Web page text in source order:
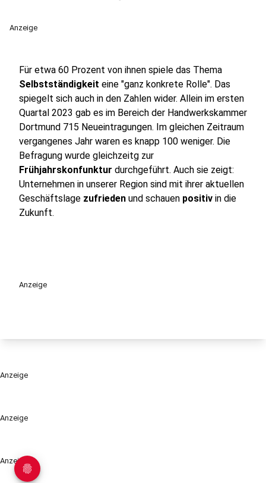
Anzeige
Anzeige
Anzeige
Für etwa 60 Prozent von ihnen spiele das Thema
Selbstständigkeit eine "ganz konkrete Rolle". Das
spiegelt sich auch in den Zahlen wider. Allein im ersten
Quartal 2023 gab es im Bereich der Handwerkskammer
Dortmund 715 Neueintragungen. Im gleichen Zeitraum
vergangenes Jahr waren es knapp 100 weniger. Die
Befragung wurde gleichzeitg zur
Frühjahrskonfunktur durchgeführt. Auch sie zeigt:
Unternehmen in unserer Region sind mit ihrer aktuellen
Geschäftslage zufrieden und schauen positiv in die
Zukunft.
Anzeige
Anzeige